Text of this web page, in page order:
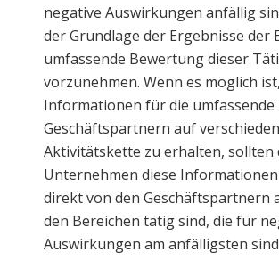
negative Auswirkungen anfällig
der Grundlage der Ergebnisse der
umfassende Bewertung dieser
vorzunehmen. Wenn es möglich
Informationen für die
Geschäftspartnern auf
Aktivitätskette zu erhalten, sollten
Unternehmen diese
direkt von den Geschäftspartnern
den Bereichen tätig sind, die für
Auswirkungen am anfälligsten